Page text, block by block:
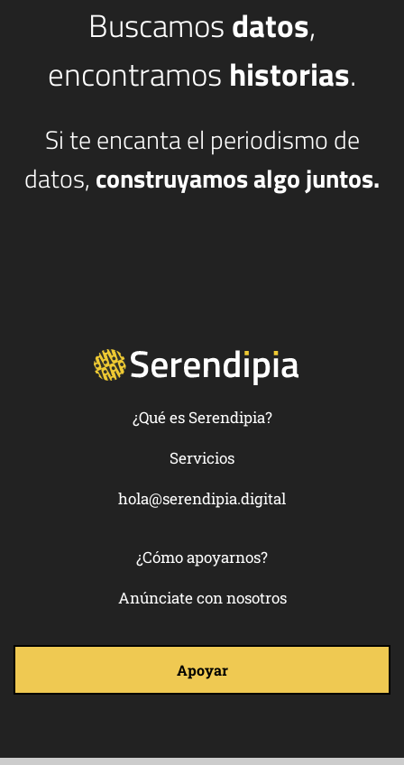
Buscamosdatos,
encontramos historias.
Si te encanta el periodismo de
datos, construyamos algo juntos.
¿Qué es Serendipia?
Servicios
hola@serendipia.digital
¿Cómo apoyarnos?
Anúnciate con nosotros
Apoyar